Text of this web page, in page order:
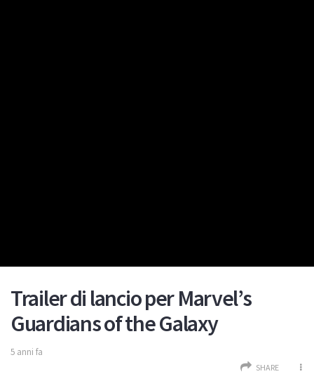
Trailer di lancio per Marvel’s
Guardians of the Galaxy
5 anni fa
SHARE